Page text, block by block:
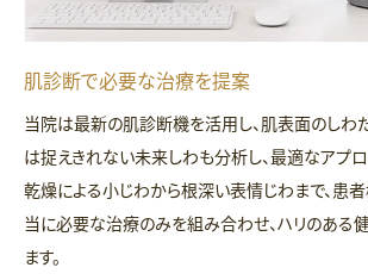
肌診断で必要な治療を提案
当院は最新の肌診断機を活用し、肌表面のしわ
は捉えきれない未来しわも分析し、最適なアプ
乾燥による小じわから根深い表情じわまで、患
当に必要な治療のみを組み合わせ、ハリのある
ます。